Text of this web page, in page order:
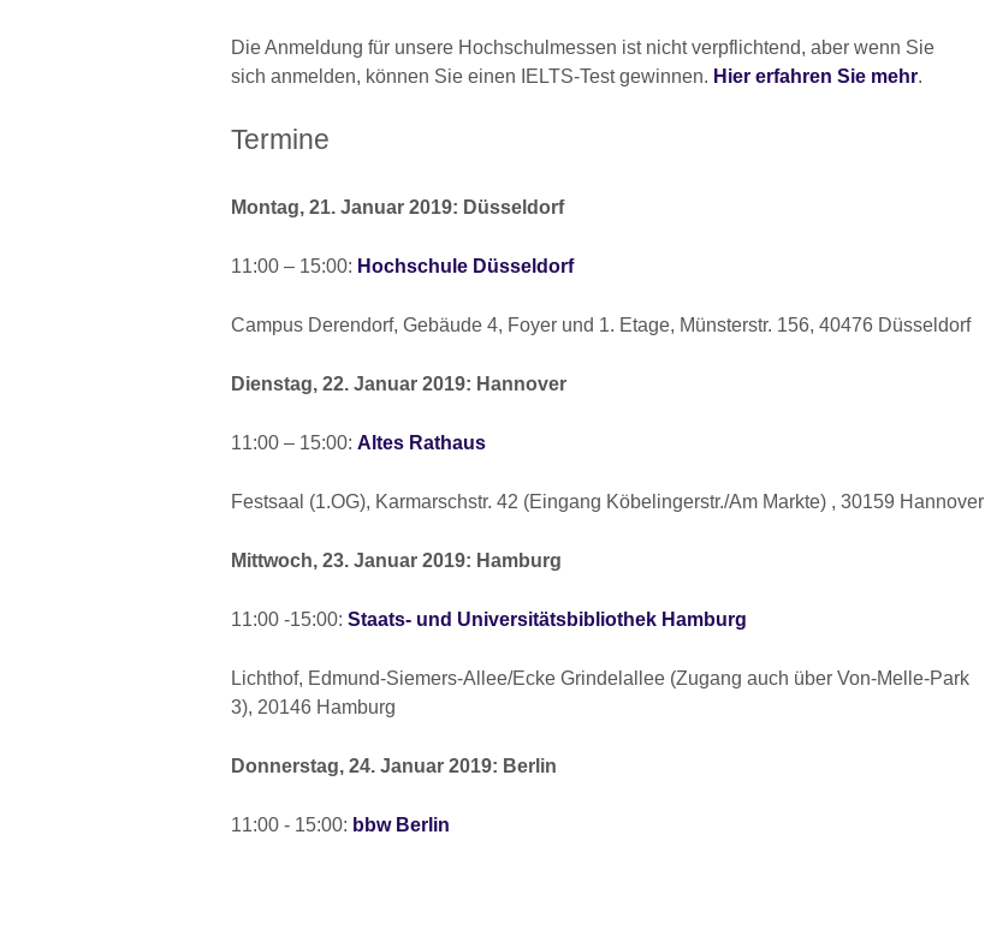
Die Anmeldung für unsere Hochschulmessen ist nicht verpflichtend, aber wenn Sie
sich anmelden, können Sie einen IELTS-Test gewinnen. Hier erfahren Sie mehr.
Termine
Montag, 21. Januar 2019: Düsseldorf
11:00 – 15:00: Hochschule Düsseldorf
Campus Derendorf, Gebäude 4, Foyer und 1. Etage, Münsterstr. 156, 40476 Düsseldorf
Dienstag, 22. Januar 2019: Hannover
11:00 – 15:00: Altes Rathaus
Festsaal (1.OG), Karmarschstr. 42 (Eingang Köbelingerstr./Am Markte) , 30159 Hannover
Mittwoch, 23. Januar 2019: Hamburg
11:00 -15:00: Staats- und Universitätsbibliothek Hamburg
Lichthof, Edmund-Siemers-Allee/Ecke Grindelallee (Zugang auch über Von-Melle-Park
3), 20146 Hamburg
Donnerstag, 24. Januar 2019: Berlin
11:00 - 15:00: bbw Berlin